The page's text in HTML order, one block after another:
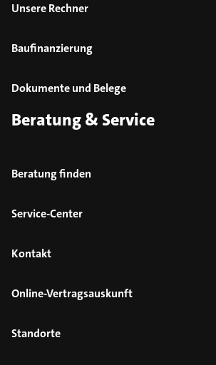
Unsere Rechner
Baufinanzierung
Dokumente und Belege
Beratung & Service
Beratung finden
Service-Center
Kontakt
Online-Vertragsauskunft
Standorte